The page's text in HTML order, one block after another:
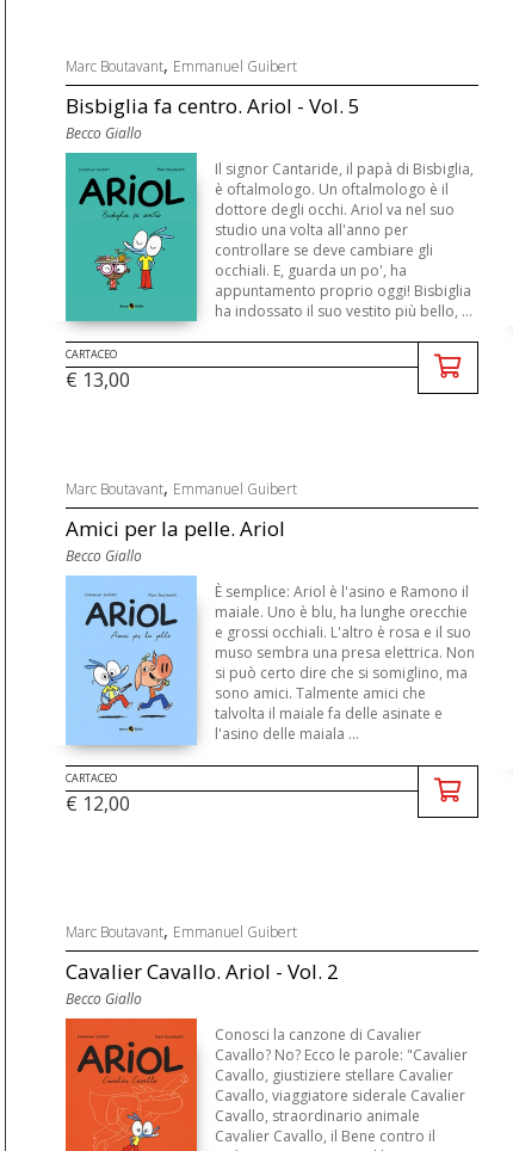
Marc Boutavant, Emmanuel Guibert
Bisbiglia fa centro. Ariol - Vol. 5
Becco Giallo
Il signor Cantaride, il papà di Bisbiglia,
è oftalmologo. Un oftalmologo è il
dottore degli occhi. Ariol va nel suo
studio una volta all'anno per
controllare se deve cambiare gli
occhiali. E, guarda un po', ha
appuntamento proprio oggi! Bisbiglia
ha indossato il suo vestito più bello, ...
CARTACEO
€ 13,00
Marc Boutavant, Emmanuel Guibert
Amici per la pelle. Ariol
Becco Giallo
È semplice: Ariol è l'asino e Ramono il
maiale. Uno è blu, ha lunghe orecchie
e grossi occhiali. L'altro è rosa e il suo
muso sembra una presa elettrica. Non
si può certo dire che si somiglino, ma
sono amici. Talmente amici che
talvolta il maiale fa delle asinate e
l'asino delle maiala ...
CARTACEO
€ 12,00
Marc Boutavant, Emmanuel Guibert
Cavalier Cavallo. Ariol - Vol. 2
Becco Giallo
Conosci la canzone di Cavalier
Cavallo? No? Ecco le parole: "Cavalier
Cavallo, giustiziere stellare Cavalier
Cavallo, viaggiatore siderale Cavalier
Cavallo, straordinario animale
Cavalier Cavallo, il Bene contro il